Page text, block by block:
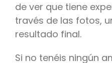
de ver que tiene
través de las fotos,
resultado final.
Si no tenéis ningún